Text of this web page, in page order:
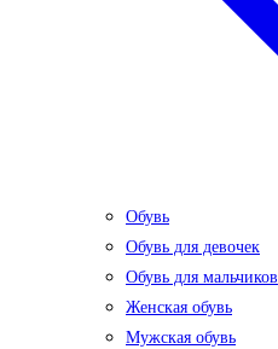
Обувь
Обувь для девочек
Обувь для мальчиков
Женская обувь
Мужская обувь